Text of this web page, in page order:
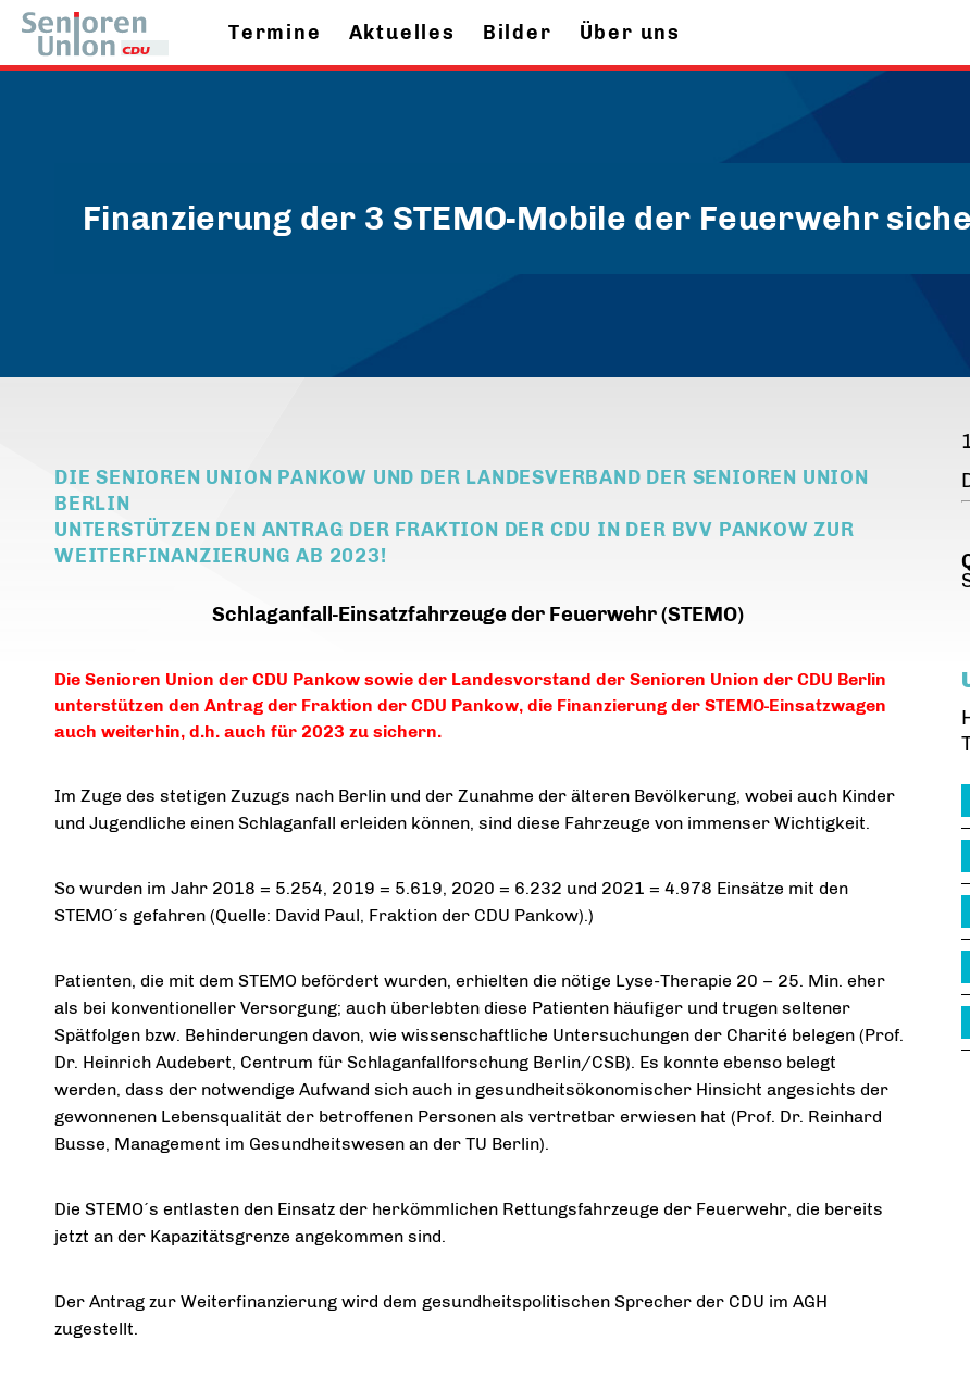
Termine Aktuelles Bilder Über uns
Finanzierung der 3 STEMO-Mobile der Feuerwehr
DIE SENIOREN UNION PANKOW UND DER LANDESVERBAND DER SENIOREN UNION
BERLIN
UNTERSTÜTZEN DEN ANTRAG DER FRAKTION DER CDU IN DER BVV PANKOW ZUR
WEITERFINANZIERUNG AB 2023!
Schlaganfall-Einsatzfahrzeuge der Feuerwehr (STEMO)
Die Senioren Union der CDU Pankow sowie der Landesvorstand der Senioren Union der CDU Berlin
unterstützen den Antrag der Fraktion der CDU Pankow, die Finanzierung der STEMO-Einsatzwagen
auch weiterhin, d.h. auch für 2023 zu sichern.
Im Zuge des stetigen Zuzugs nach Berlin und der Zunahme der älteren Bevölkerung, wobei auch Kinder
und Jugendliche einen Schlaganfall erleiden können, sind diese Fahrzeuge von immenser Wichtigkeit.
So wurden im Jahr 2018 = 5.254, 2019 = 5.619, 2020 = 6.232 und 2021 = 4.978 Einsätze mit den
STEMO´s gefahren (Quelle: David Paul, Fraktion der CDU Pankow).)
Patienten, die mit dem STEMO befördert wurden, erhielten die nötige Lyse-Therapie 20 – 25. Min. eher
als bei konventioneller Versorgung; auch überlebten diese Patienten häufiger und trugen seltener
Spätfolgen bzw. Behinderungen davon, wie wissenschaftliche Untersuchungen der Charité belegen (Prof.
Dr. Heinrich Audebert, Centrum für Schlaganfallforschung Berlin/CSB). Es konnte ebenso belegt
werden, dass der notwendige Aufwand sich auch in gesundheitsökonomischer Hinsicht angesichts der
gewonnenen Lebensqualität der betroffenen Personen als vertretbar erwiesen hat (Prof. Dr. Reinhard
Busse, Management im Gesundheitswesen an der TU Berlin).
Die STEMO´s entlasten den Einsatz der herkömmlichen Rettungsfahrzeuge der Feuerwehr, die bereits
jetzt an der Kapazitätsgrenze angekommen sind.
Der Antrag zur Weiterfinanzierung wird dem gesundheitspolitischen Sprecher der CDU im AGH
zugestellt.